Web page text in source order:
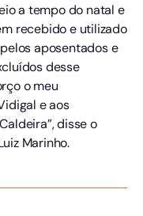
a tempo do natal e
recebido e utilizado
aposentados e
desse
o meu
e aos
disse o
Marinho.